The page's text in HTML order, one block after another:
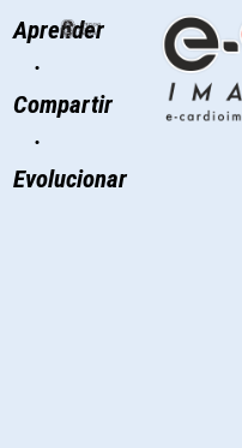
Aprender
·
Compartir
·
Evolucionar